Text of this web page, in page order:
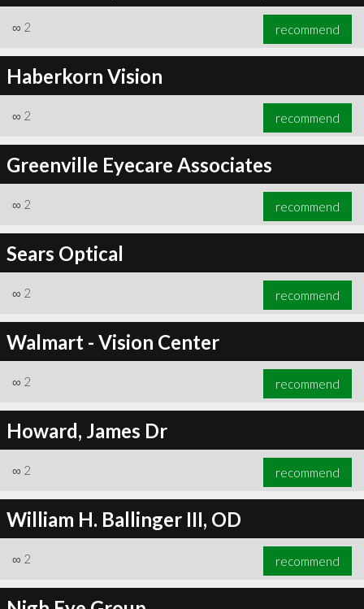
∞ 2 recommend
Haberkorn Vision
∞ 2 recommend
Greenville Eyecare Associates
∞ 2 recommend
Sears Optical
∞ 2 recommend
Walmart - Vision Center
∞ 2 recommend
Howard, James Dr
∞ 2 recommend
William H. Ballinger III, OD
∞ 2 recommend